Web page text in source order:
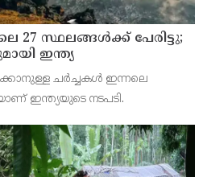
27 സ്ഥലങ്ങള്‍ക്ക് പേരിട്ടു;
ഇന്ത്യ
ചര്‍ച്ചകള്‍ ഇന്നലെ
ഇന്ത്യയുടെ നടപടി.